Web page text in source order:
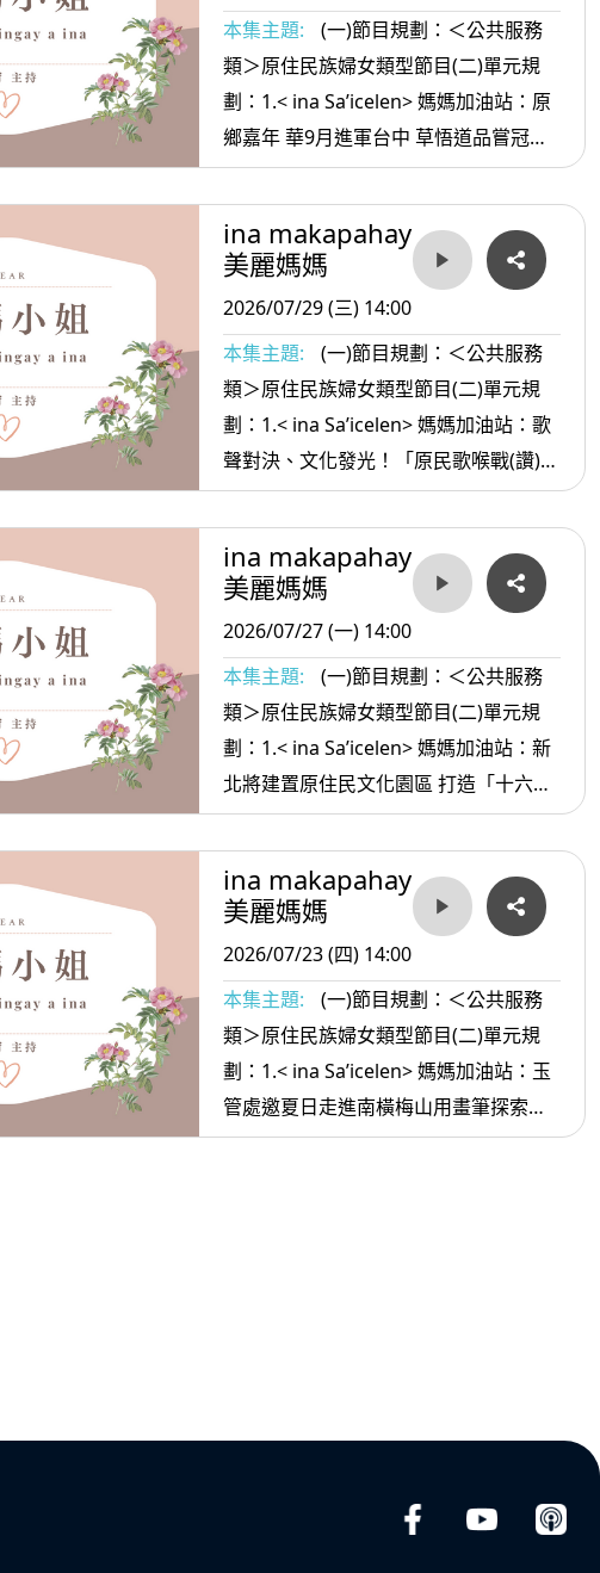
本集主題:
(一)節目規劃：＜公共服務
類＞原住民族婦女類型節目(二)單元規
劃：1.< ina Sa’icelen> 媽媽加油站：原
鄉嘉年 華9月進軍台中 草悟道品嘗冠軍
段木菇 2. <ina oradiw> 媽媽愛唱歌：痛
啊痛+父親的父親 3.< ina Masa’sa >媽
媽放輕鬆:一生都還不完的人情
ina makapahay
美麗媽媽
2026/07/29 (三) 14:00
本集主題:
(一)節目規劃：＜公共服務
類＞原住民族婦女類型節目(二)單元規
劃：1.< ina Sa’icelen> 媽媽加油站：歌
聲對決、文化發光！「原民歌喉戰(讚)」
熱血開唱 串聯谷關原民市集與原流新創
聚落 打造原民文化產業新舞台 2. <ina
oradiw> 媽媽愛唱歌：母親的話+-兒時
路 3.< ina Masa’sa >媽媽放輕鬆:不要深
交的朋友
ina makapahay
美麗媽媽
2026/07/27 (一) 14:00
本集主題:
(一)節目規劃：＜公共服務
類＞原住民族婦女類型節目(二)單元規
劃：1.< ina Sa’icelen> 媽媽加油站：新
北將建置原住民文化園區 打造「十六族
文化村」 2. <ina oradiw> 媽媽愛唱歌：
御風而行+河岸 3.< ina Masa’sa >媽媽
放輕鬆:好運的人
ina makapahay
美麗媽媽
2026/07/23 (四) 14:00
本集主題:
(一)節目規劃：＜公共服務
類＞原住民族婦女類型節目(二)單元規
劃：1.< ina Sa’icelen> 媽媽加油站：玉
管處邀夏日走進南橫梅山用畫筆探索自
然 2. <ina oradiw> 媽媽愛唱歌：哪什麼